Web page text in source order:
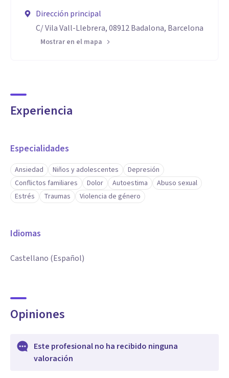
Dirección principal
C/ Vila Vall-Llebrera, 08912 Badalona, Barcelona
Mostrar en el mapa
Experiencia
Especialidades
Ansiedad Niños y adolescentes
Depresión
Conflictos familiares
Dolor Autoestima
Abuso sexual
Estrés
Traumas Violencia de género
Idiomas
Castellano (Español)
Opiniones
Este profesional no ha recibido ninguna
valoración